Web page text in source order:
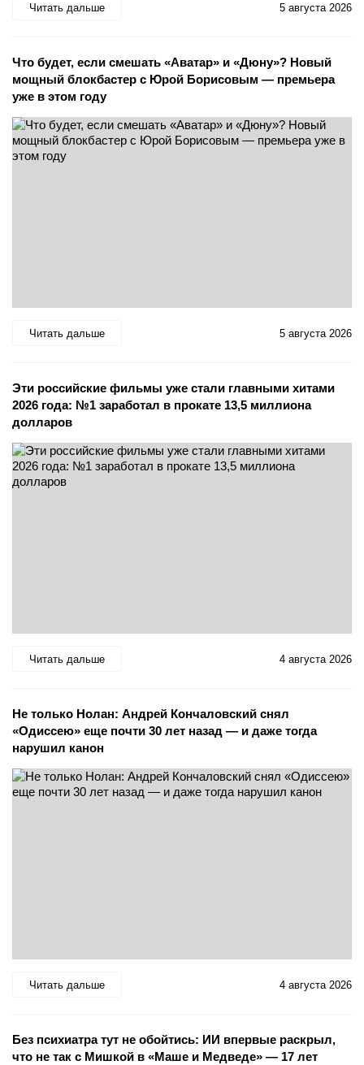
Читать дальше 5 августа 2026
Что будет, если смешать «Аватар» и «Дюну»? Новый
мощный блокбастер с Юрой Борисовым — премьера
уже в этом году
Читать дальше 5 августа 2026
Эти российские фильмы уже стали главными хитами
2026 года: №1 заработал в прокате 13,5 миллиона
долларов
Читать дальше 4 августа 2026
Не только Нолан: Андрей Кончаловский снял
«Одиссею» еще почти 30 лет назад — и даже тогда
нарушил канон
Читать дальше 4 августа 2026
Без психиатра тут не обойтись: ИИ впервые раскрыл,
что не так с Мишкой в «Маше и Медведе» — 17 лет